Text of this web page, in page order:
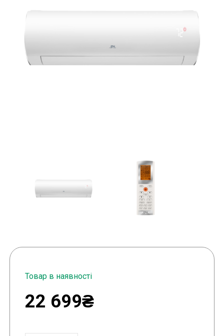
Товар в наявності
22 699₴